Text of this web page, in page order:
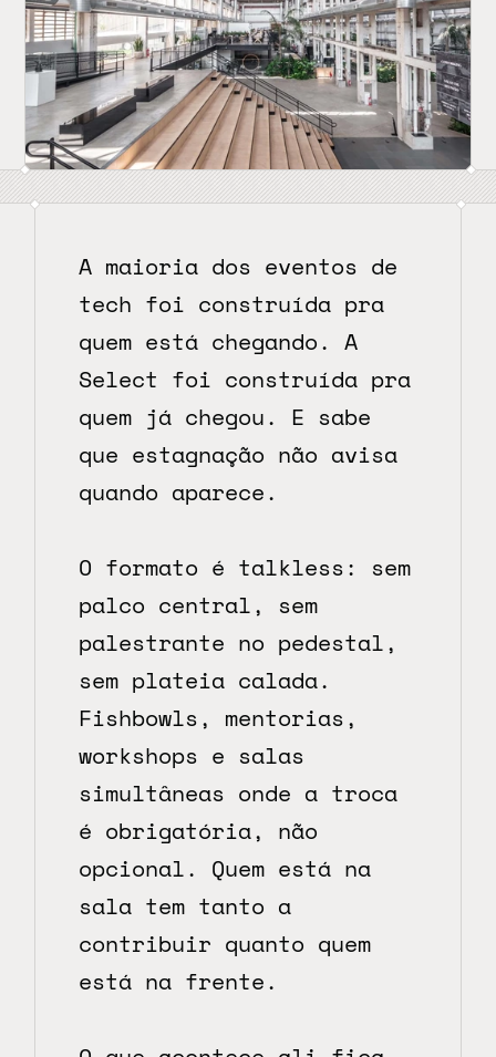
A maioria dos eventos de
tech foi construída pra
quem está chegando. A
Select foi construída pra
quem já chegou. E sabe
que estagnação não avisa
quando aparece.
O formato é talkless: sem
palco central, sem
palestrante no pedestal,
sem plateia calada.
Fishbowls, mentorias,
workshops e salas
simultâneas onde a troca
é obrigatória, não
opcional. Quem está na
sala tem tanto a
contribuir quanto quem
está na frente.